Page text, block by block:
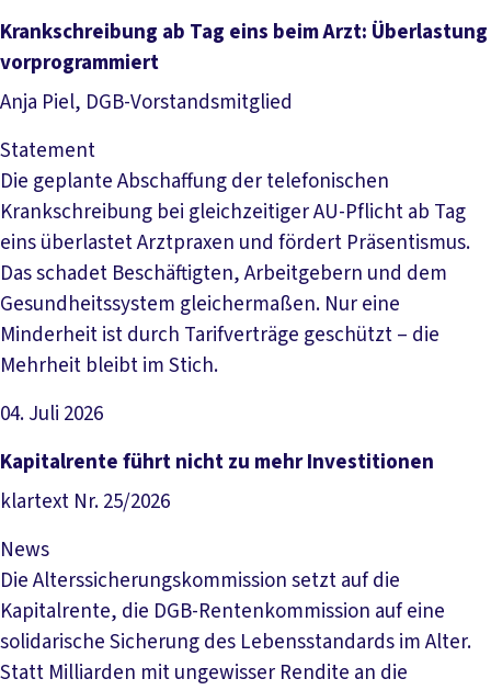
Artikel lesen
Krankschreibung ab Tag eins beim Arzt: Überlastung
vorprogrammiert
Anja Piel, DGB-Vorstandsmitglied
Statement
Die geplante Abschaffung der telefonischen
Krankschreibung bei gleichzeitiger AU-Pflicht ab Tag
eins überlastet Arztpraxen und fördert Präsentismus.
Das schadet Beschäftigten, Arbeitgebern und dem
Gesundheitssystem gleichermaßen. Nur eine
Minderheit ist durch Tarifverträge geschützt – die
Mehrheit bleibt im Stich.
04. Juli 2026
Artikel lesen
Kapitalrente führt nicht zu mehr Investitionen
klartext Nr. 25/2026
News
Die Alterssicherungskommission setzt auf die
Kapitalrente, die DGB-Rentenkommission auf eine
solidarische Sicherung des Lebensstandards im Alter.
Statt Milliarden mit ungewisser Rendite an die